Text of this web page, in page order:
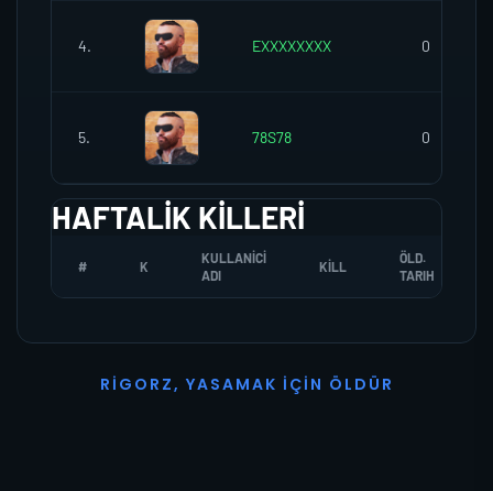
4. EXXXXXXXX 0
5. 78S78 0
HAFTALIK KILLERI
# K
KULLANICI
ADI
KILL
ÖLD.
TARIH
R I G O R Z, YASAMAK İ ÇI N Ö L D Ü R